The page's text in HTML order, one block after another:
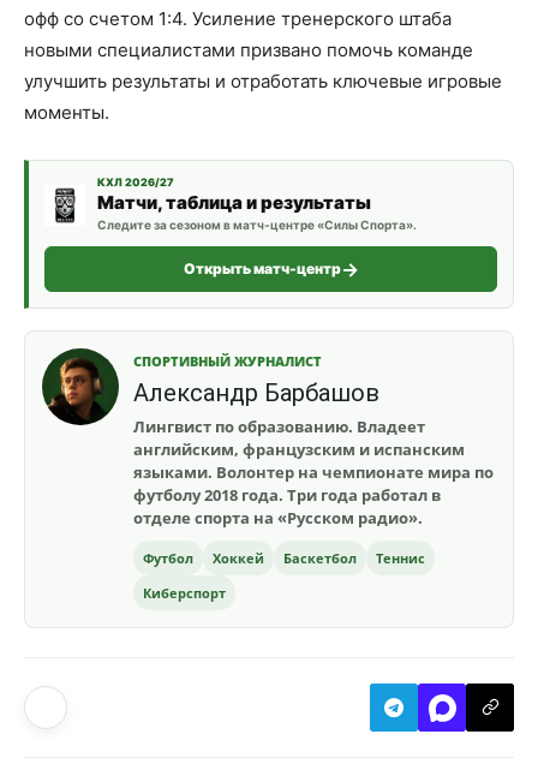
офф со счетом 1:4. Усиление тренерского штаба
новыми специалистами призвано помочь команде
улучшить результаты и отработать ключевые игровые
моменты.
КХЛ 2026/27
Матчи, таблица и результаты
Следите за сезоном в матч-центре «Силы Спорта».
Открыть матч-центр
СПОРТИВНЫЙ ЖУРНАЛИСТ
Александр Барбашов
Лингвист по образованию. Владеет
английским, французским и испанским
языками. Волонтер на чемпионате мира по
футболу 2018 года. Три года работал в
отделе спорта на «Русском радио».
Футбол Хоккей Баскетбол
Теннис
Киберспорт